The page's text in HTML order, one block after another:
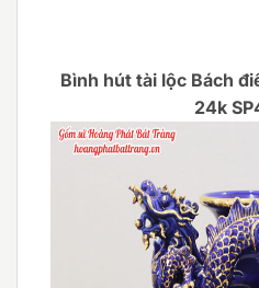
Bình hút tài lộc Bách
24k